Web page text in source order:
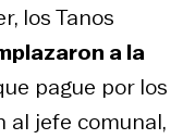
los Tanos
a la
pague por los
al jefe comunal,